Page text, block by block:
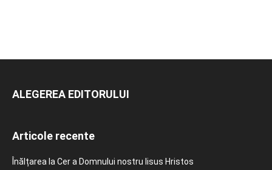
ALEGEREA EDITORULUI
Articole recente
Înălțarea la Cer a Domnului nostru Iisus Hristos